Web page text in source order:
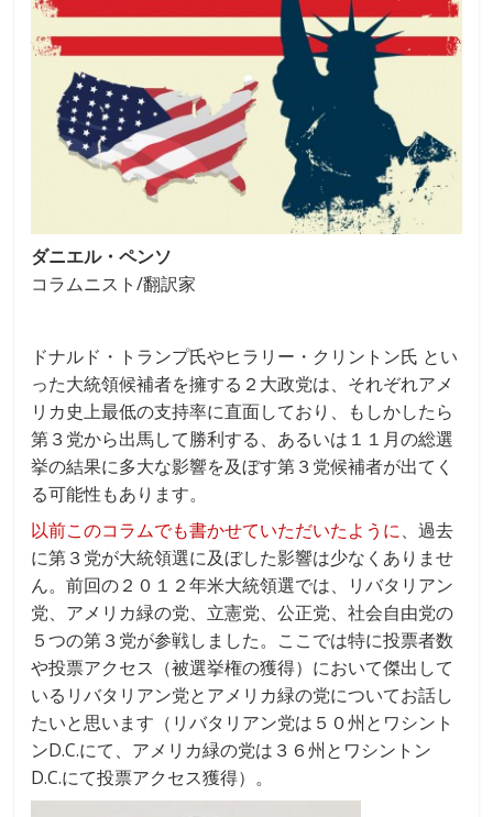
ダニエル・ペンソ
コラムニスト/翻訳家
ドナルド・トランプ氏やヒラリー・クリントン氏 とい
った大統領候補者を擁する２大政党は、それぞれアメ
リカ史上最低の支持率に直面しており、もしかしたら
第３党から出馬して勝利する、あるいは１１月の総選
挙の結果に多大な影響を及ぼす第３党候補者が出てく
る可能性もあります。
以前このコラムでも書かせていただいたように、過去
に第３党が大統領選に及ぼした影響は少なくありませ
ん。前回の２０１２年米大統領選では、リバタリアン
党、アメリカ緑の党、立憲党、公正党、社会自由党の
５つの第３党が参戦しました。ここでは特に投票者数
や投票アクセス（被選挙権の獲得）において傑出して
いるリバタリアン党とアメリカ緑の党についてお話し
たいと思います（リバタリアン党は５０州とワシント
ンD.C.にて、アメリカ緑の党は３６州とワシントン
D.C.にて投票アクセス獲得）。